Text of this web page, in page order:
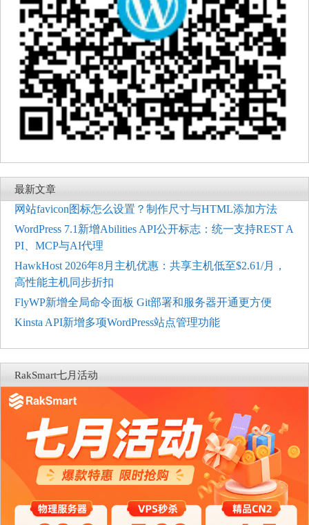
最新文章
网站favicon图标怎么设置？制作尺寸与HTML添加方法
WordPress 7.1新增Abilities API公开标志：统一支持REST A
PI、MCP与AI代理
HawkHost 2026年8月主机优惠：共享主机低至$2.61/月，
高性能主机同步折扣
FlyWP新增全局命令面板 Git部署和服务器开通更方便
Kinsta API新增多项WordPress站点管理功能
RakSmart七月活动